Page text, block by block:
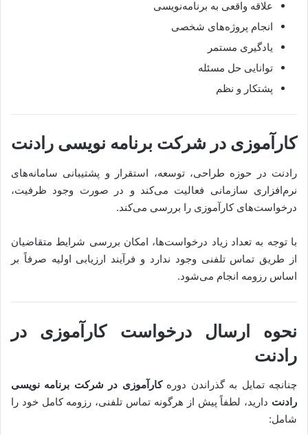
علاقه واقعی به برنامه‌نویسی
انجام پروژه‌های شخصی
یادگیری مستمر
توانایی حل مسئله
پشتکار و نظم
کارآموزی در شرکت برنامه نویسی رادنت
رادنت در حوزه طراحی، توسعه، استقرار و پشتیبانی سامانه‌های
نرم‌افزاری سازمانی فعالیت می‌کند و در صورت وجود ظرفیت،
درخواست‌های کارآموزی را بررسی می‌کند.
با توجه به تعداد زیاد درخواست‌ها، امکان بررسی شرایط متقاضیان
از طریق تماس تلفنی وجود ندارد و فرآیند ارزیابی اولیه صرفاً بر
اساس رزومه انجام می‌شود.
نحوه ارسال درخواست کارآموزی در
رادنت
چنانچه تمایل به گذراندن دورهکارآموزی در شرکت برنامه نویسی
رادنت دارید، لطفاً پیش از هرگونه تماس تلفنی، رزومه کامل خود را
شامل: